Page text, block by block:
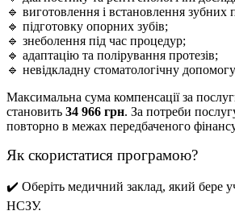
🔹 виготовлення і встановлення зубних
🔹 підготовку опорних зубів;
🔹 знеболення під час процедур;
🔹 адаптацію та полірування протезів;
🔹 невідкладну стоматологічну
Максимальна сума компенсації за
становить 34 966 грн. За потреби
повторно в межах передбаченого
Як скористатися програмою?
✔️ Оберіть медичний заклад, який бере
НСЗУ.